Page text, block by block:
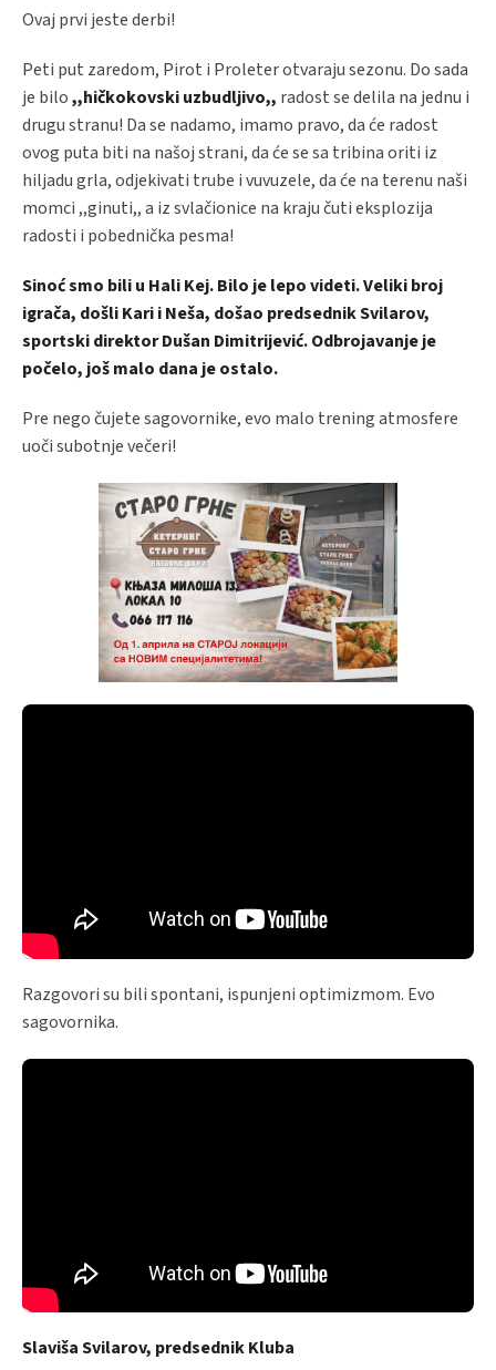
Ovaj prvi jeste derbi!
Peti put zaredom, Pirot i Proleter otvaraju sezonu. Do sada
je bilo,,hičkokovski uzbudljivo,, radost se delila na jednu i
drugu stranu! Da se nadamo, imamo pravo, da će radost
ovog puta biti na našoj strani, da će se sa tribina oriti iz
hiljadu grla, odjekivati trube i vuvuzele, da će na terenu naši
momci ,,ginuti,, a iz svlačionice na kraju čuti eksplozija
radosti i pobednička pesma!
Sinoć smo bili u Hali Kej. Bilo je lepo videti. Veliki broj
igrača, došli Kari i Neša, došao predsednik Svilarov,
sportski direktor Dušan Dimitrijević. Odbrojavanje je
počelo, još malo dana je ostalo.
Pre nego čujete sagovornike, evo malo trening atmosfere
uoči subotnje večeri!
Razgovori su bili spontani, ispunjeni optimizmom. Evo
sagovornika.
Slaviša Svilarov, predsednik Kluba